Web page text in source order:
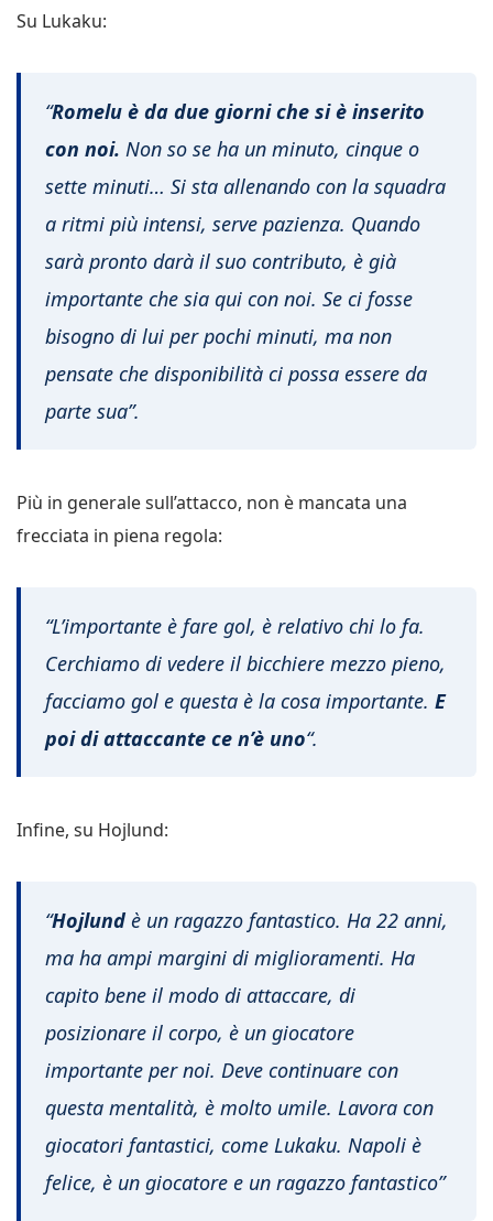
Su Lukaku:
“Romelu è da due giorni che si è inserito
con noi. Non so se ha un minuto, cinque o
sette minuti… Si sta allenando con la squadra
a ritmi più intensi, serve pazienza. Quando
sarà pronto darà il suo contributo, è già
importante che sia qui con noi. Se ci fosse
bisogno di lui per pochi minuti, ma non
pensate che disponibilità ci possa essere da
parte sua”.
Più in generale sull’attacco, non è mancata una
frecciata in piena regola:
“L’importante è fare gol, è relativo chi lo fa.
Cerchiamo di vedere il bicchiere mezzo pieno,
facciamo gol e questa è la cosa importante. E
poi di attaccante ce n’è uno“.
Infine, su Hojlund:
“Hojlund è un ragazzo fantastico. Ha 22 anni,
ma ha ampi margini di miglioramenti. Ha
capito bene il modo di attaccare, di
posizionare il corpo, è un giocatore
importante per noi. Deve continuare con
questa mentalità, è molto umile. Lavora con
giocatori fantastici, come Lukaku. Napoli è
felice, è un giocatore e un ragazzo fantastico”